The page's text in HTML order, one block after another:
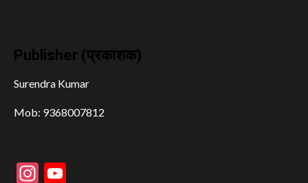
Publisher (प्रकाशक)
Surendra Kumar
Mob: 9368007812
Instagram